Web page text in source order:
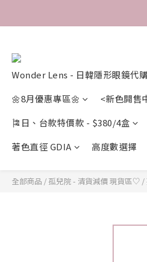
Wonder Lens - 日韓隱形眼鏡代
🌼8月優惠專區🌼
<新色開售
🎏日、台款特價款 - $380/4盒
著色直徑 GDIA
高度數選擇
全部商品 /孤兒院 - 清貨減價 現貨區♡ /